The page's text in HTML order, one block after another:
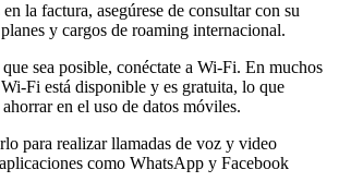
la factura, asegúrese de consultar con su
y cargos de roaming internacional.
que sea posible, conéctate a Wi-Fi. En muchos
Fi está disponible y es gratuita, lo que
en el uso de datos móviles.
para realizar llamadas de voz y video
como WhatsApp y Facebook